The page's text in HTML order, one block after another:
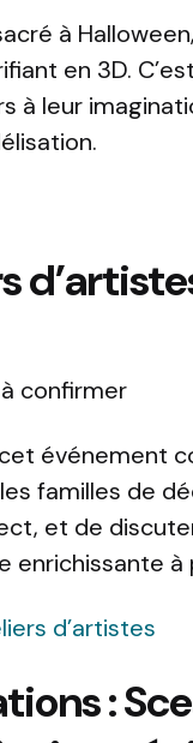
à
en 3D.
à leur
confirmer
événement
familles de
et de
enrichissante à
d’artistes
: